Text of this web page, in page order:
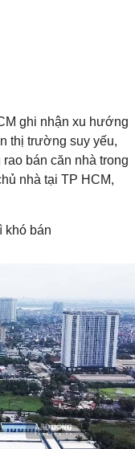
ghi nhận xu hướng
thị trường suy yếu,
bán căn nhà trong
nhà tại TP HCM,
khó bán